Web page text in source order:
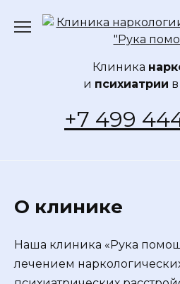
Клиника
и психиатрии
+7 499
О клинике
Наша клиника «Рука
лечением